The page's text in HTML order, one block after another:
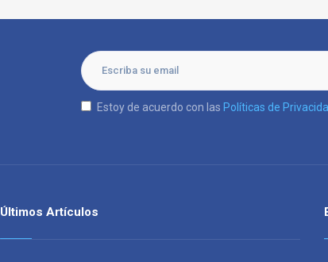
Estoy de acuerdo con las Políticas de
Últimos Artículos